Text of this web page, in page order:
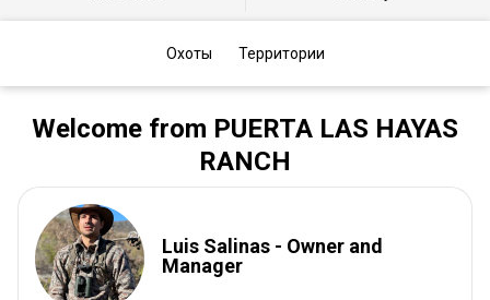
Охоты Территории
Welcome from PUERTA LAS HAYAS
RANCH
Luis Salinas - Owner and
Manager